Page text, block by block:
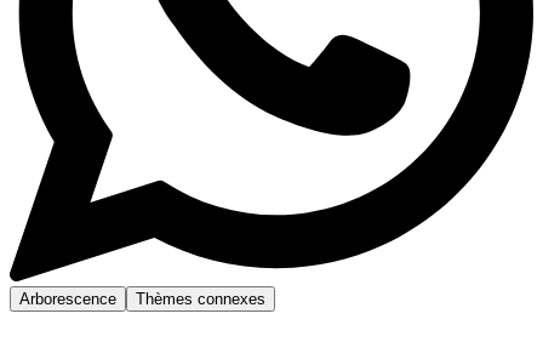
Arborescence Thèmes connexes